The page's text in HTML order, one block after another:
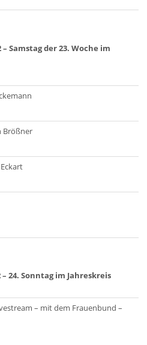
– Samstag der 23. Woche im
Brößner
– 24. Sonntag im Jahreskreis
– mit dem Frauenbund –